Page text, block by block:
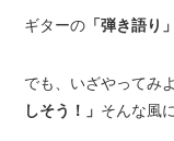
ギターの 「弾き語り」
でも、いざやってみ
しそう！」 そんな風